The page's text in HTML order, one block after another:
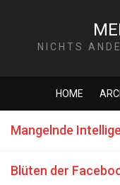
NICHTS
HOME